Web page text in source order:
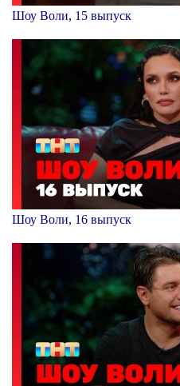
Шоу Воли, 15 выпуск
Шоу Воли, 16 выпуск